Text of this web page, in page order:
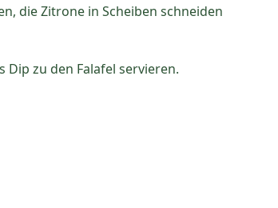
die Zitrone in Scheiben schneiden
Dip zu den Falafel servieren.